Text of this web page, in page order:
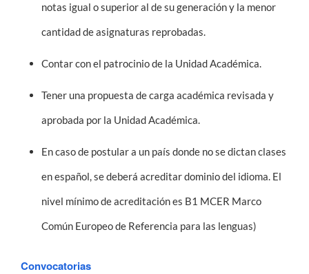
Académicos
Alumni
English
notas igual o superior al de su generación y la menor
cantidad de asignaturas reprobadas.
Contar con el patrocinio de la Unidad Académica.
Tener una propuesta de carga académica revisada y
aprobada por la Unidad Académica.
En caso de postular a un país donde no se dictan clases
en español, se deberá acreditar dominio del idioma. El
nivel mínimo de acreditación es B1 MCER Marco
Común Europeo de Referencia para las lenguas)
Convocatorias